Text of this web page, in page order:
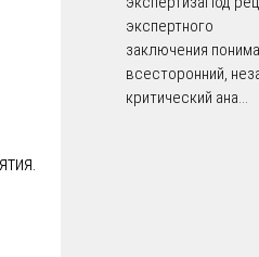
экспертного
заключения
всесторонний,
критический ана...